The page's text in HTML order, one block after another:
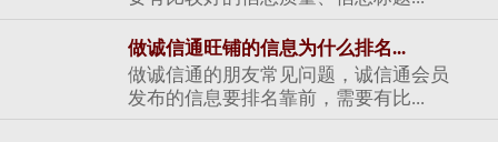
做诚信通旺铺的信息为什么排名...
做诚信通的朋友常见问题，诚信通会员
发布的信息要排名靠前，需要有比...